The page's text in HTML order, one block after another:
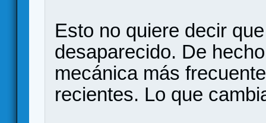
Esto no quiere decir
desaparecido. De
mecánica más
recientes. Lo que